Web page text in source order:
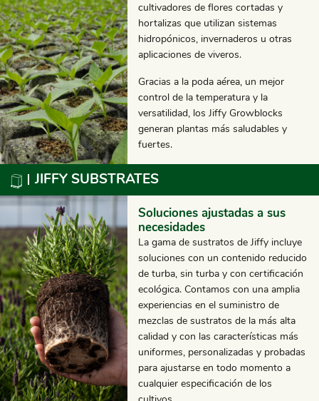
cultivadores de flores cortadas y
hortalizas que utilizan sistemas
hidropónicos, invernaderos u otras
aplicaciones de viveros.
Gracias a la poda aérea, un mejor
control de la temperatura y la
versatilidad, los Jiffy Growblocks
generan plantas más saludables y
fuertes.
JIFFY SUBSTRATES
Soluciones ajustadas a sus
necesidades
La gama de sustratos de Jiffy incluye
soluciones con un contenido reducido
de turba, sin turba y con certificación
ecológica. Contamos con una amplia
experiencias en el suministro de
mezclas de sustratos de la más alta
calidad y con las características más
uniformes, personalizadas y probadas
para ajustarse en todo momento a
cualquier especificación de los